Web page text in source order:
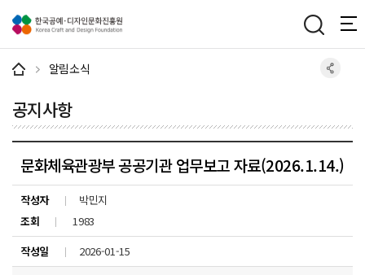
알림소식
공지사항
문화체육관광부 공공기관 업무보고 자료(2026.1.14.)
작성자
박민지
조회
1983
작성일
2026-01-15